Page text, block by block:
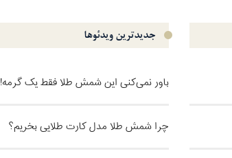
جدیدترین ویدئو‌ها
باور نمی‌کنی این شمش طلا فقط یک گرمه!
چرا شمش طلا مدل کارت طلایی بخریم؟